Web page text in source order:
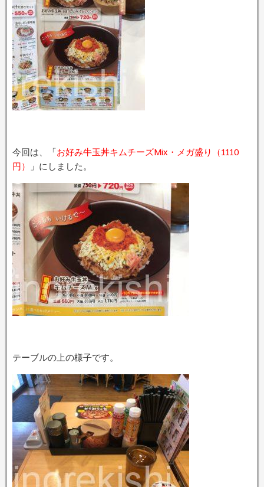
今回は、「お好み牛玉丼キムチーズMix・メガ盛り（1110
円）
」にしました。
テーブルの上の様子です。